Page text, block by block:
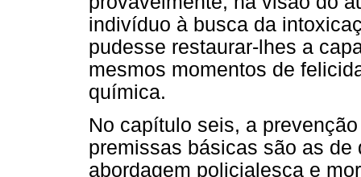
indivíduo à busca da
pudesse restaurar-lhes a
mesmos momentos de
química.
No capítulo seis, a
premissas básicas são as
abordagem policialesca e